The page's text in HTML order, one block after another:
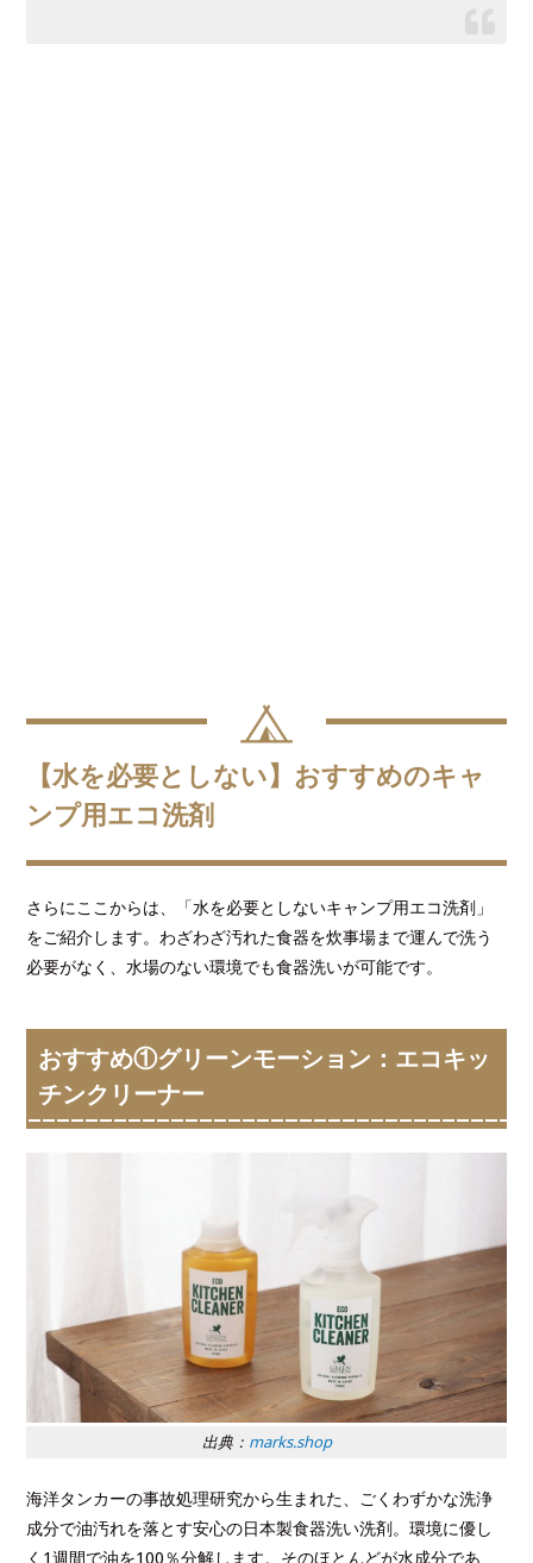
【水を必要としない】おすすめのキャ
ンプ用エコ洗剤
さらにここからは、「水を必要としないキャンプ用エコ洗剤」
をご紹介します。わざわざ汚れた食器を炊事場まで運んで洗う
必要がなく、水場のない環境でも食器洗いが可能です。
おすすめ①グリーンモーション：エコキッ
チンクリーナー
出典： marks.shop
海洋タンカーの事故処理研究から生まれた、ごくわずかな洗浄
成分で油汚れを落とす安心の日本製食器洗い洗剤。環境に優し
く1週間で油を100％分解します。そのほとんどが水成分であ